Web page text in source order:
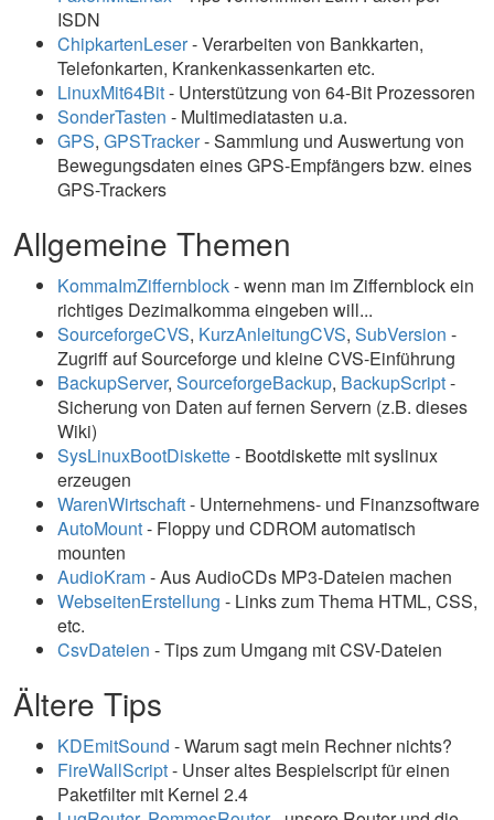
ISDN
ChipkartenLeser- Verarbeiten von Bankkarten,
Telefonkarten, Krankenkassenkarten etc.
LinuxMit64Bit- Unterstützung von 64-Bit Prozessoren
SonderTasten - Multimediatasten u.a.
GPS, GPSTracker- Sammlung und Auswertung von
Bewegungsdaten eines GPS-Empfängers bzw. eines
GPS-Trackers
Allgemeine Themen
KommaImZiffernblock- wenn man im Ziffernblock ein
richtiges Dezimalkomma eingeben will...
SourceforgeCVS, KurzAnleitungCVS, SubVersion -
Zugriff auf Sourceforge und kleine CVS-Einführung
BackupServer, SourceforgeBackup, BackupScript-
Sicherung von Daten auf fernen Servern (z.B. dieses
Wiki)
SysLinuxBootDiskette- Bootdiskette mit syslinux
erzeugen
WarenWirtschaft- Unternehmens- und Finanzsoftware
AutoMount- Floppy und CDROM automatisch
mounten
AudioKram- Aus AudioCDs MP3-Dateien machen
WebseitenErstellung - Links zum Thema HTML, CSS,
etc.
CsvDateien - Tips zum Umgang mit CSV-Dateien
Ältere Tips
KDEmitSound - Warum sagt mein Rechner nichts?
FireWallScript- Unser altes Bespielscript für einen
Paketfilter mit Kernel 2.4